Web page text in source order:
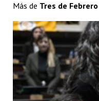
Más de Tres de Febrero